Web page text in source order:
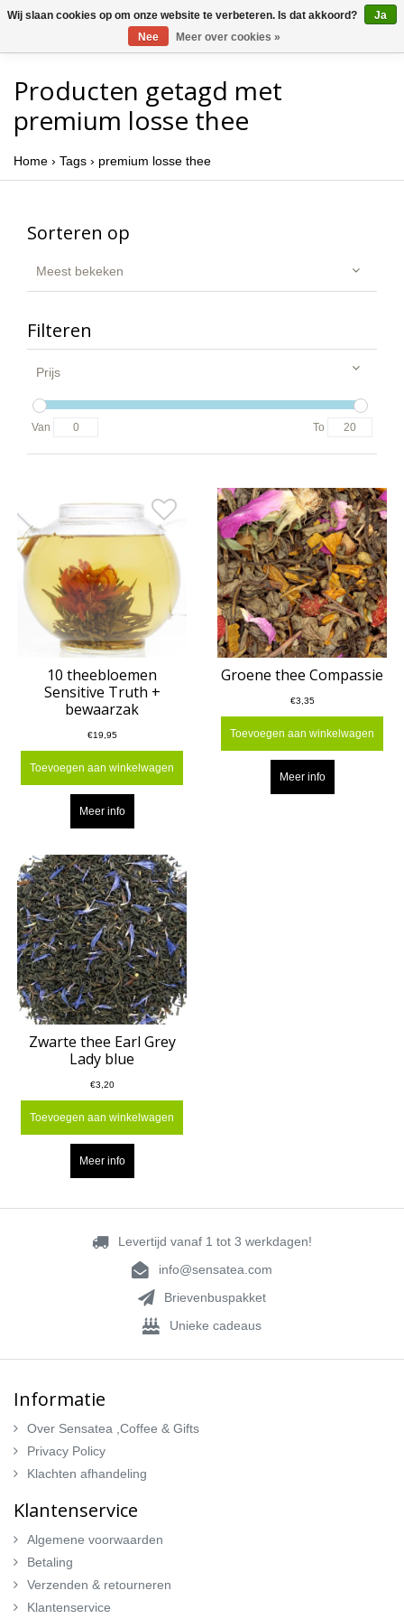
Producten getagd met
premium losse thee
Home › Tags › premium losse thee
Sorteren op
Meest bekeken
Filteren
Prijs
Van To
10 theebloemen
Sensitive Truth +
bewaarzak
€19,95
Toevoegen aan winkelwagen
Meer info
Groene thee Compassie
€3,35
Toevoegen aan winkelwagen
Meer info
Zwarte thee Earl Grey
Lady blue
€3,20
Toevoegen aan winkelwagen
Meer info
Levertijd vanaf 1 tot 3 werkdagen!
info@sensatea.com
Brievenbuspakket
Unieke cadeaus
Informatie
Over Sensatea ,Coffee & Gifts
Privacy Policy
Klachten afhandeling
Klantenservice
Algemene voorwaarden
Betaling
Verzenden & retourneren
Klantenservice
Wij slaan cookies op om onze website te verbeteren. Is dat akkoord?
Ja
Nee
Meer over cookies »